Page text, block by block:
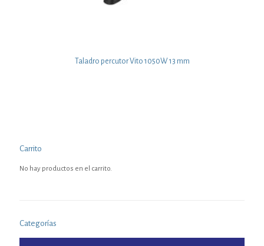
Taladro percutor Vito 1050W 13 mm
Carrito
No hay productos en el carrito.
Categorías